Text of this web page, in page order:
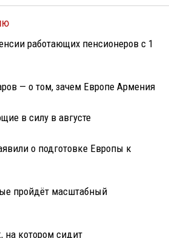
работающих пенсионеров с 1
— о том, зачем Европе Армения
в силу в августе
о подготовке Европы к
пройдёт масштабный
на котором сидит